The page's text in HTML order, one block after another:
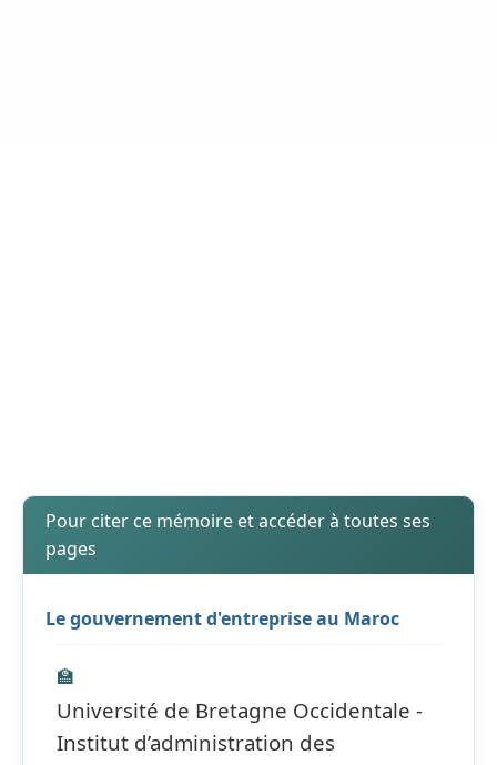
Pour citer ce mémoire et accéder à toutes ses
pages
Le gouvernement d'entreprise au Maroc
🏫
Université de Bretagne Occidentale -
Institut d’administration des